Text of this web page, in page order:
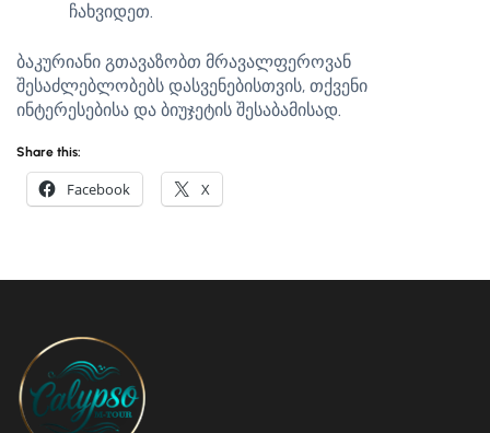
ჩახვიდეთ.
ბაკურიანი გთავაზობთ მრავალფეროვან
შესაძლებლობებს დასვენებისთვის, თქვენი
ინტერესებისა და ბიუჯეტის შესაბამისად.
Share this:
Facebook X